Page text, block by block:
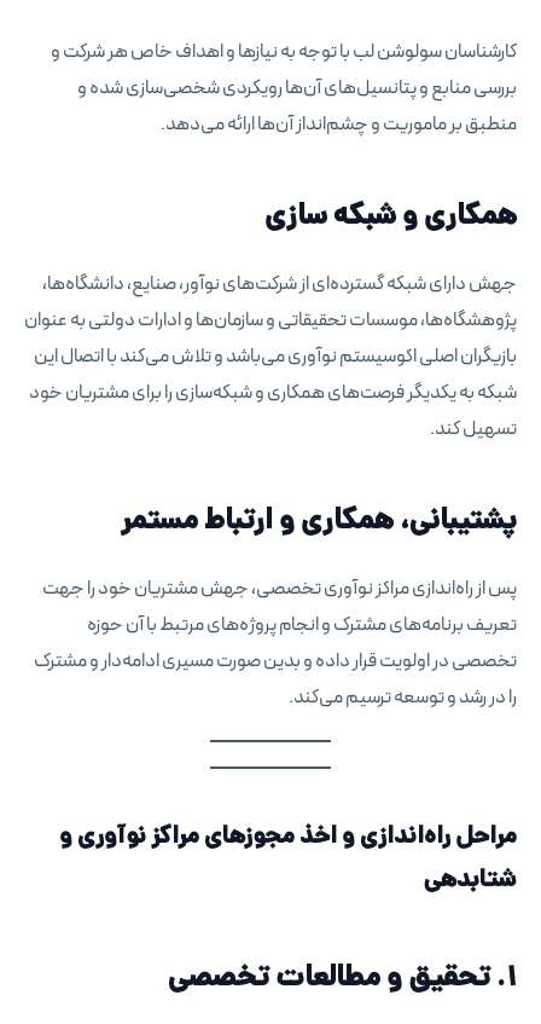
کارشناسان سولوشن لب با توجه به نیازها و اهداف خاص هر شرکت و
بررسی منابع و پتانسیل‌های آن‌ها رویکردی شخصی‌سازی شده و
منطبق بر ماموریت و چشم‌انداز آن‌ها ارائه می‌دهد.
همکاری و شبکه سازی
جهش دارای شبکه گسترده‌ای از شرکت‌های نوآور، صنایع، دانشگاه‌ها،
پژوهشگاه‌ها، موسسات تحقیقاتی و سازمان‌ها و ادارات دولتی به عنوان
بازیگران اصلی اکوسیستم نوآوری می‌باشد و تلاش می‌کند با اتصال این
شبکه به یکدیگر فرصت‌های همکاری و شبکه‌سازی را برای مشتریان خود
تسهیل کند.
پشتیبانی، همکاری و ارتباط مستمر
پس از راه‌اندازی مراکز نوآوری تخصصی، جهش مشتریان خود را جهت
تعریف برنامه‌های مشترک و انجام پروژه‌های مرتبط با آن حوزه‌
تخصصی در اولویت قرار داده و بدین صورت مسیری ادامه‌دار و مشترک
را در رشد و توسعه ترسیم می‌کند.
مراحل راه‌اندازی و اخذ مجوزهای مراکز نوآوری و
شتابدهی
۱. تحقیق و مطالعات تخصصی